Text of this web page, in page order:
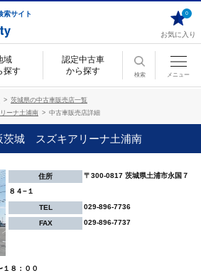
索サイト
お気に入り
0
域
探す
認定中古車
から探す
検索 メニュー
茨城県の中古車販売店一覧
ーナ土浦南
中古車販売店詳細
茨城 スズキアリーナ土浦南
住所 〒300-0817 茨城県土浦市永国７
８４−１
TEL 029-896-7736
FAX 029-896-7737
１８：００